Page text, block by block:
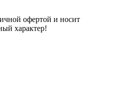
офертой и носит
характер!